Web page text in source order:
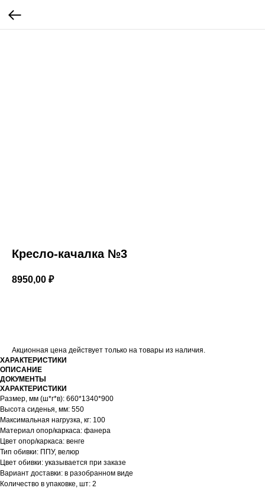
Кресло-качалка №3
8950,00 ₽
Акционная цена действует только на товары из наличия.
ХАРАКТЕРИСТИКИ
ОПИСАНИЕ
ДОКУМЕНТЫ
ХАРАКТЕРИСТИКИ
Размер, мм (ш*г*в): 660*1340*900
Высота сиденья, мм: 550
Максимальная нагрузка, кг: 100
Материал опор/каркаса: фанера
Цвет опор/каркаса: венге
Тип обивки: ППУ, велюр
Цвет обивки: указывается при заказе
Вариант доставки: в разобранном виде
Количество в упаковке, шт: 2